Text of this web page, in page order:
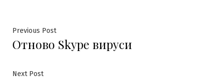
Навигация
Previous PostPrevious
post:
Отново Skype вируси
Next PostNext